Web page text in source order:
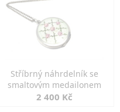
Stříbrný náhrdelník se
smaltovým medailonem
2 400 Kč